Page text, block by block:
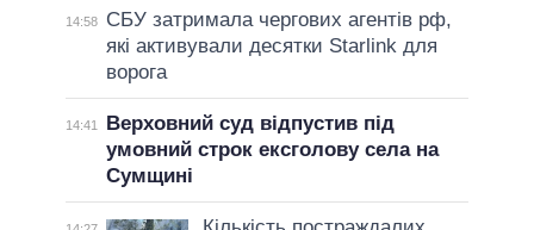
14:58
СБУ затримала чергових агентів рф,
які активували десятки Starlink для
ворога
14:41
Верховний суд відпустив під
умовний строк ексголову села на
Сумщині